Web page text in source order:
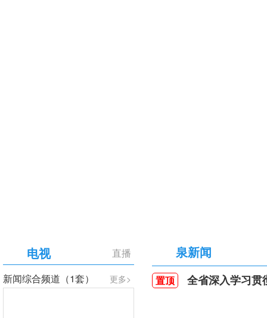
直播
电视
更多>
新闻综合频道（1套）
泉新闻
置顶 全省深入学习贯彻习